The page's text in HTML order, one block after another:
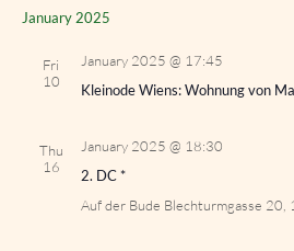
January 2025
Fri
10
January 2025 @ 17:45
Kleinode Wiens: Wohnung von
Thu
16
January 2025 @ 18:30
2. DC *
Auf der Bude Blechturmgasse 20,